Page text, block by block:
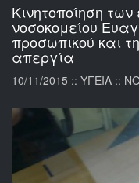
Κινητοποίηση
νοσοκομείου
προσωπικού και
απεργία
10/11/2015 :: ΥΓΕΙΑ ::